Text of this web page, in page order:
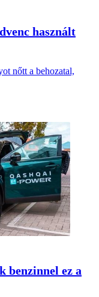
használt
nőtt a behozatal,
benzinnel ez a